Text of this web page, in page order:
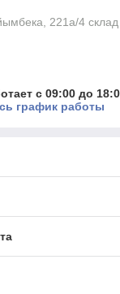
221а/4
с 09:00 до
график работы